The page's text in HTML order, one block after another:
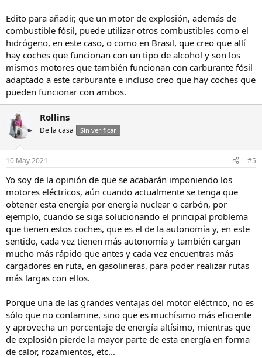
Edito para añadir, que un motor de explosión, además de
combustible fósil, puede utilizar otros combustibles como el
hidrógeno, en este caso, o como en Brasil, que creo que allí
hay coches que funcionan con un tipo de alcohol y son los
mismos motores que también funcionan con carburante fósil
adaptado a este carburante e incluso creo que hay coches que
pueden funcionar con ambos.
Rollins
De la casa Sin verificar
10 May 2021 #5
Yo soy de la opinión de que se acabarán imponiendo los
motores eléctricos, aún cuando actualmente se tenga que
obtener esta energía por energía nuclear o carbón, por
ejemplo, cuando se siga solucionando el principal problema
que tienen estos coches, que es el de la autonomía y, en este
sentido, cada vez tienen más autonomía y también cargan
mucho más rápido que antes y cada vez encuentras más
cargadores en ruta, en gasolineras, para poder realizar rutas
más largas con ellos.
Porque una de las grandes ventajas del motor eléctrico, no es
sólo que no contamine, sino que es muchísimo más eficiente
y aprovecha un porcentaje de energía altísimo, mientras que
de explosión pierde la mayor parte de esta energía en forma
de calor, rozamientos, etc...